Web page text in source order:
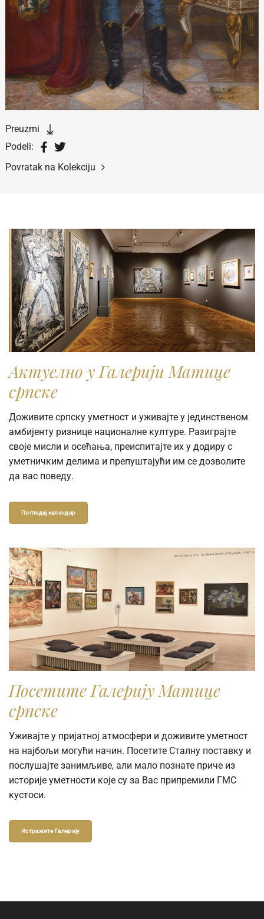
Ukoliko fotografiju koristite u obrazovne svrhe i
odgovara vam rezolucija od 720 piksela širine (72dpi),
možete je preuzeti direktno iz pretraživača kolekcije.
Ukoliko vam je potrebna fotografija visoke rezolucije radi
publikovanja ili reprodukovanja u naučne, stručne ili
komercijalne svrhe, molimo vas da popunite online
Preuzmi
Podeli:
Povratak na Kolekciju
Актуелно у Галерији Матице
српске
Доживите српску уметност и уживајте у јединственом
амбијенту ризнице националне културе. Разиграјте
своје мисли и осећања, преиспитајте их у додиру с
уметничким делима и препуштајући им се дозволите
да вас поведу.
Погледај календар
Посетите Галерију Матице
српске
Уживајте у пријатној атмосфери и доживите уметност
на најбољи могући начин. Посетите Сталну поставку и
послушајте занимљиве, али мало познате приче из
историје уметности које су за Вас припремили ГМС
кустоси.
Истражите Галерију